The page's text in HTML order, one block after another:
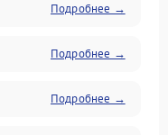
Подробнее →
Подробнее →
Подробнее →